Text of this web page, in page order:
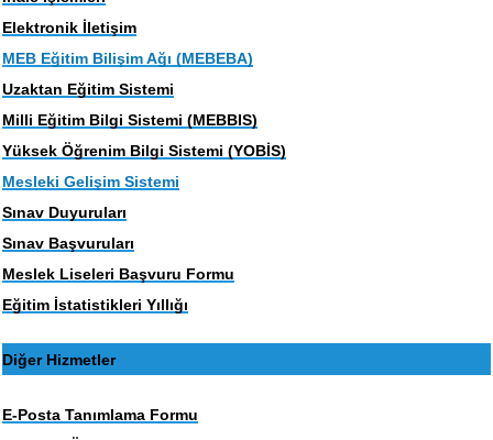
Elektronik İletişim
MEB Eğitim Bilişim Ağı (MEBEBA)
Uzaktan Eğitim Sistemi
Milli Eğitim Bilgi Sistemi (MEBBIS)
Yüksek Öğrenim Bilgi Sistemi (YOBİS)
Mesleki Gelişim Sistemi
Sınav Duyuruları
Sınav Başvuruları
Meslek Liseleri Başvuru Formu
Eğitim İstatistikleri Yıllığı
Diğer Hizmetler
E-Posta Tanımlama Formu